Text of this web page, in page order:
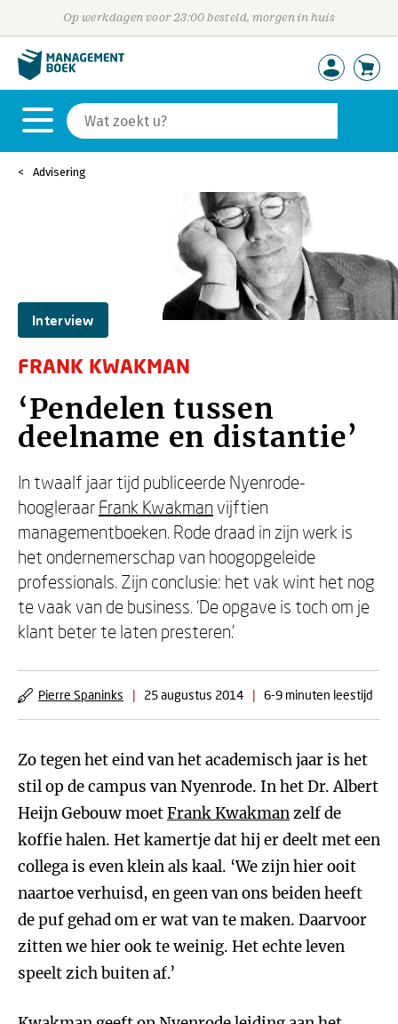
Op werkdagen voor 23:00 besteld, morgen in huis
Advisering
Interview
FRANK KWAKMAN
‘Pendelen tussen
deelname en distantie’
In twaalf jaar tijd publiceerde Nyenrode-
hoogleraar Frank Kwakman vijftien
managementboeken. Rode draad in zijn werk is
het ondernemerschap van hoogopgeleide
professionals. Zijn conclusie: het vak wint het nog
te vaak van de business. ‘De opgave is toch om je
klant beter te laten presteren.’
Pierre Spaninks | 25 augustus 2014 | 6-9 minuten leestijd
Zo tegen het eind van het academisch jaar is het
stil op de campus van Nyenrode. In het Dr. Albert
Heijn Gebouw moetFrank Kwakmanzelf de
koffie halen. Het kamertje dat hij er deelt met een
collega is even klein als kaal. ‘We zijn hier ooit
naartoe verhuisd, en geen van ons beiden heeft
de puf gehad om er wat van te maken. Daarvoor
zitten we hier ook te weinig. Het echte leven
speelt zich buiten af.’